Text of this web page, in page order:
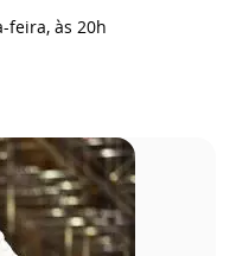
feira, às 20h